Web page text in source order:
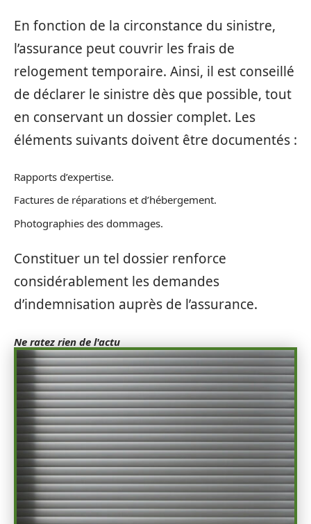
En fonction de la circonstance du sinistre,
l’assurance peut couvrir les frais de
relogement temporaire. Ainsi, il est conseillé
de déclarer le sinistre dès que possible, tout
en conservant un dossier complet. Les
éléments suivants doivent être documentés :
Rapports d’expertise.
Factures de réparations et d’hébergement.
Photographies des dommages.
Constituer un tel dossier renforce
considérablement les demandes
d’indemnisation auprès de l’assurance.
Ne ratez rien de l'actu